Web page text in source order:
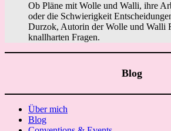
Ob Pläne mit Wolle und Walli, ihre
oder die Schwierigkeit
Durzok, Autorin der Wolle und Walli
knallharten Fragen.
Blog
Über mich
Blog